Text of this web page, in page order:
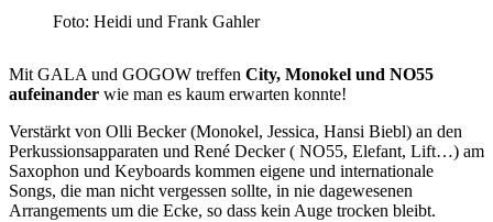
Foto: Heidi und Frank Gahler
Mit GALA und GOGOW treffen City, Monokel und NO55
aufeinander wie man es kaum erwarten konnte!
Verstärkt von Olli Becker (Monokel, Jessica, Hansi Biebl) an den
Perkussionsapparaten und René Decker ( NO55, Elefant, Lift…) am
Saxophon und Keyboards kommen eigene und internationale
Songs, die man nicht vergessen sollte, in nie dagewesenen
Arrangements um die Ecke, so dass kein Auge trocken bleibt.